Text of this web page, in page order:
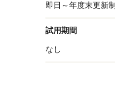
即日～年度末更新制
試用期間
なし